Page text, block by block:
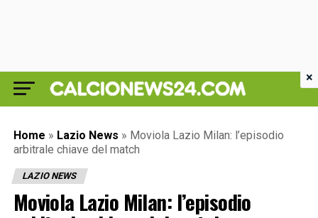
Home » Lazio News » Moviola Lazio Milan: l’episodio
arbitrale chiave del match
LAZIO NEWS
Moviola Lazio Milan: l’episodio
×